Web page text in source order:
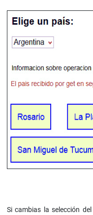
Si cambias la selección